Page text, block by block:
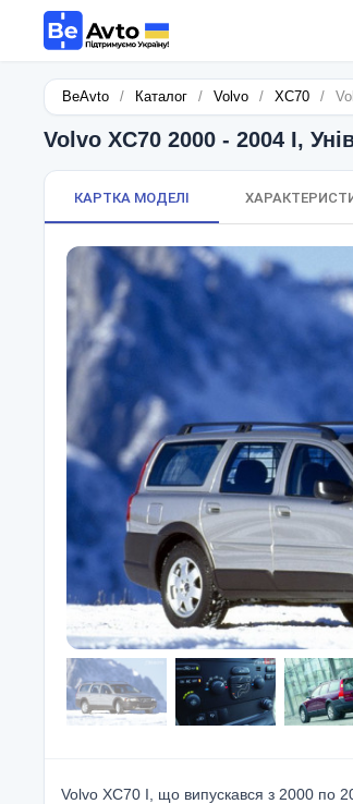
BeAvto / Каталог / Volvo / XC70 /
Volvo XC70 2000 - 2004 I,
КАРТКА МОДЕЛІ
Volvo XC70 I, що випускався з 2000 по